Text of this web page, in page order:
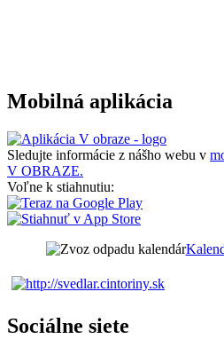
Mobilná aplikácia
Sledujte informácie z nášho webu v
V OBRAZE.
Voľne k stiahnutiu:
Sociálne siete